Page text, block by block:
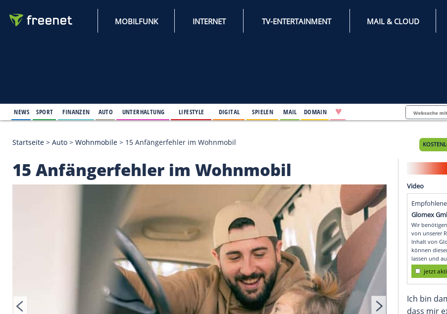
MOBILFUNK INTERNET TV-ENTERTAINMENT
Startseite > Auto >Wohnmobile >15 Anfängerfehler im Wohnmobil
15 Anfängerfehler im Wohnmobil